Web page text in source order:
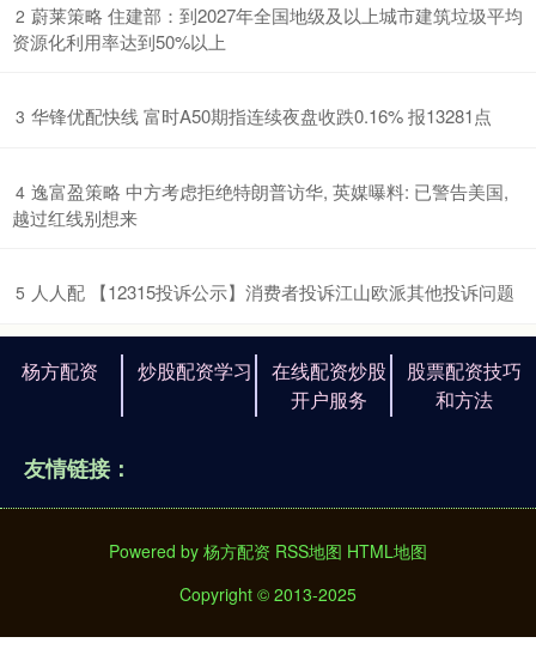
2 ​蔚莱策略 住建部：到2027年全国地级及以上城市建筑垃圾平均
资源化利用率达到50%以上
3 ​华锋优配快线 富时A50期指连续夜盘收跌0.16% 报13281点
4 ​逸富盈策略 中方考虑拒绝特朗普访华, 英媒曝料: 已警告美国,
越过红线别想来
5 ​人人配 【12315投诉公示】消费者投诉江山欧派其他投诉问题
杨方配资 炒股配资学习
在线配资炒股
开户服务
股票配资技巧
和方法
友情链接：
Powered by 杨方配资 RSS地图 HTML地图
Copyright © 2013-2025